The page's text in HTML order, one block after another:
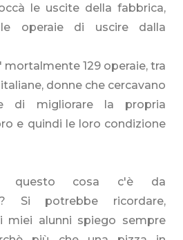
le uscite della fabbrica,
operaie di uscire dalla
mortalmente 129 operaie, tra
donne che cercavano
di migliorare la propria
e quindi le loro condizione
cosa c'è da
Si potrebbe ricordare,
miei alunni spiego sempre